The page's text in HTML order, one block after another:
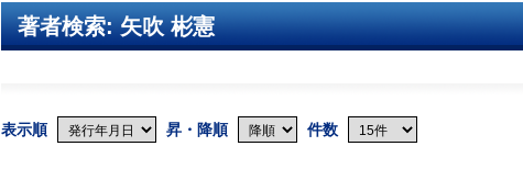
著者検索: 矢吹 彬憲
表示順 昇・降順 件数